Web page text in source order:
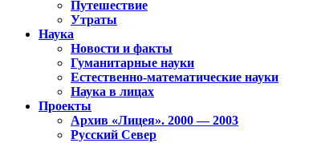
Путешествие
Утраты
Наука
Новости и факты
Гуманитарные науки
Естественно-математические науки
Наука в лицах
Проекты
Архив «Лицея». 2000 — 2003
Русский Север